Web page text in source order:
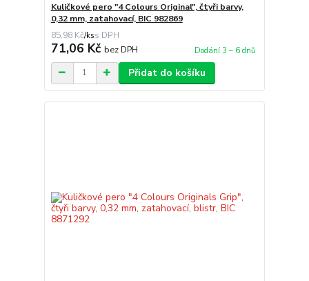
Kuličkové pero "4 Colours Original", čtyři barvy,
0,32 mm, zatahovací, BIC 982869
85,98 Kč/ks
71,06 Kč bez DPH Dodání 3 – 6 dnů
Přidat do košíku